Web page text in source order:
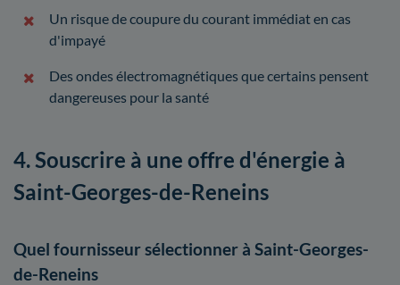
Un risque de coupure du courant immédiat en cas
d'impayé
Des ondes électromagnétiques que certains pensent
dangereuses pour la santé
4. Souscrire à une offre d'énergie à
Saint-Georges-de-Reneins
Quel fournisseur sélectionner à Saint-Georges-
de-Reneins